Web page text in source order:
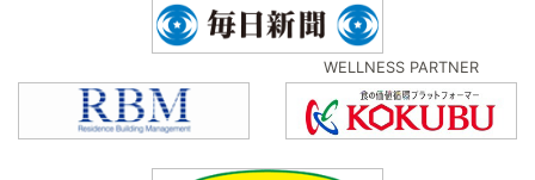
WELLNESS PARTNER